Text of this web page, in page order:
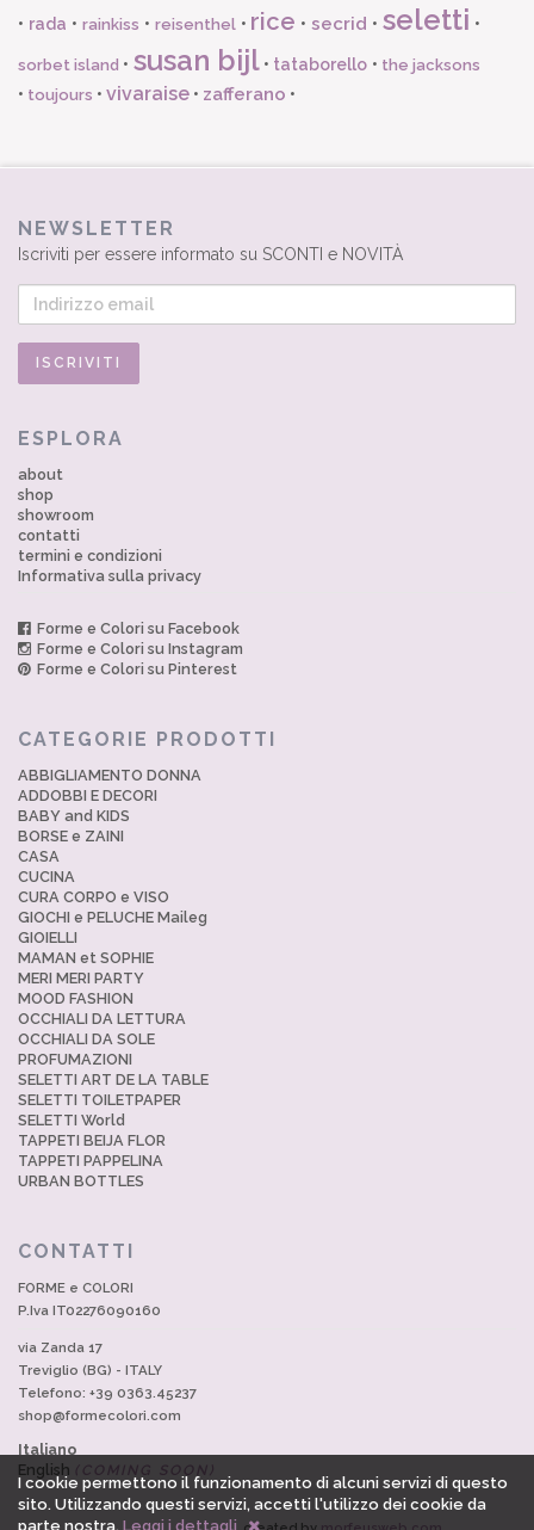
• rada • rainkiss • reisenthel• rice •secrid •seletti •
sorbet island • susan bijl• tataborello • the jacksons
• toujours • vivaraise • zafferano •
NEWSLETTER
Iscriviti per essere informato su SCONTI e NOVITÀ
ESPLORA
about
shop
showroom
contatti
termini e condizioni
Informativa sulla privacy
Forme e Colori su Facebook
Forme e Colori su Instagram
Forme e Colori su Pinterest
CATEGORIE PRODOTTI
ABBIGLIAMENTO DONNA
ADDOBBI E DECORI
BABY and KIDS
BORSE e ZAINI
CASA
CUCINA
CURA CORPO e VISO
GIOCHI e PELUCHE Maileg
GIOIELLI
MAMAN et SOPHIE
MERI MERI PARTY
MOOD FASHION
OCCHIALI DA LETTURA
OCCHIALI DA SOLE
PROFUMAZIONI
SELETTI ART DE LA TABLE
SELETTI TOILETPAPER
SELETTI World
TAPPETI BEIJA FLOR
TAPPETI PAPPELINA
URBAN BOTTLES
CONTATTI
FORME e COLORI
P.Iva IT02276090160
via Zanda 17
Treviglio (BG) - ITALY
Telefono: +39 0363.45237
shop@formecolori.com
Italiano
English (COMING SOON)
I cookie permettono il funzionamento di alcuni servizi di questo
sito. Utilizzando questi servizi, accetti l'utilizzo dei cookie da
parte nostra. Leggi i dettagli